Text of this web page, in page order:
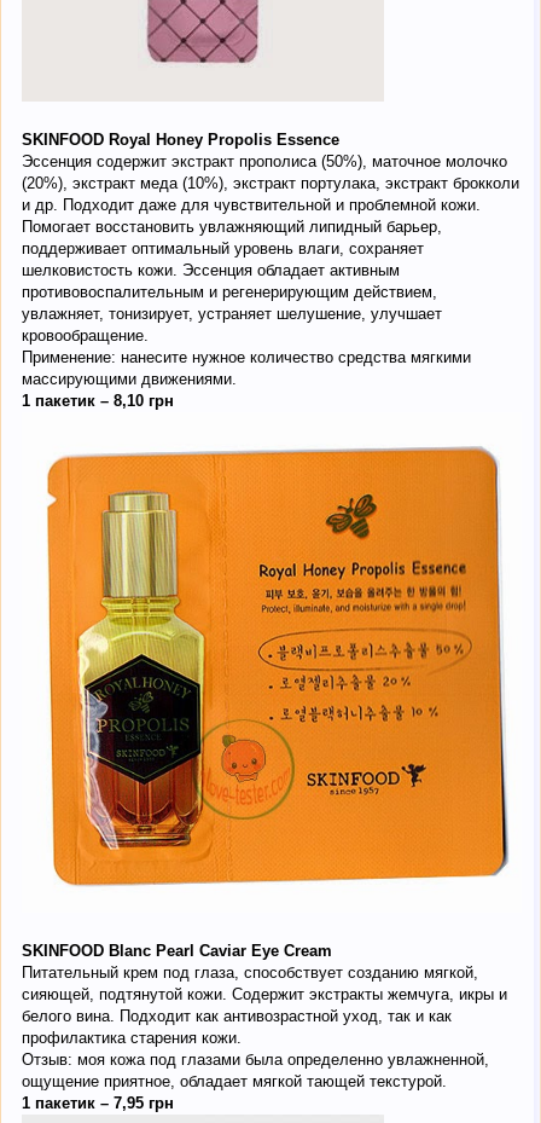
SKINFOOD Royal Honey Propolis Essence
Эссенция содержит экстракт прополиса (50%), маточное молочко
(20%), экстракт меда (10%), экстракт портулака, экстракт брокколи
и др. Подходит даже для чувствительной и проблемной кожи.
Помогает восстановить увлажняющий липидный барьер,
поддерживает оптимальный уровень влаги, сохраняет
шелковистость кожи. Эссенция обладает активным
противовоспалительным и регенерирующим действием,
увлажняет, тонизирует, устраняет шелушение, улучшает
кровообращение.
Применение: нанесите нужное количество средства мягкими
массирующими движениями.
1 пакетик – 8,10 грн
SKINFOOD Blanc Pearl Caviar Eye Cream
Питательный крем под глаза, способствует созданию мягкой,
сияющей, подтянутой кожи. Содержит экстракты жемчуга, икры и
белого вина. Подходит как антивозрастной уход, так и как
профилактика старения кожи.
Отзыв: моя кожа под глазами была определенно увлажненной,
ощущение приятное, обладает мягкой тающей текстурой.
1 пакетик – 7,95 грн